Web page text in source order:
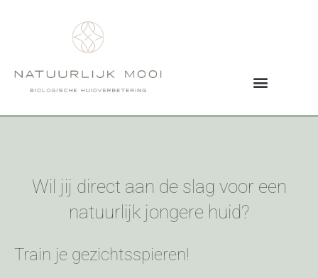
Wil jij direct aan de slag voor een
natuurlijk jongere huid?
Train je gezichtsspieren!